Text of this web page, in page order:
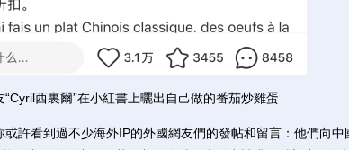
“Cyril西裏爾”在小紅書上曬出自己做的番茄炒雞蛋
看到過不少海外IP的外國網友們的發帖和留言：他們向中